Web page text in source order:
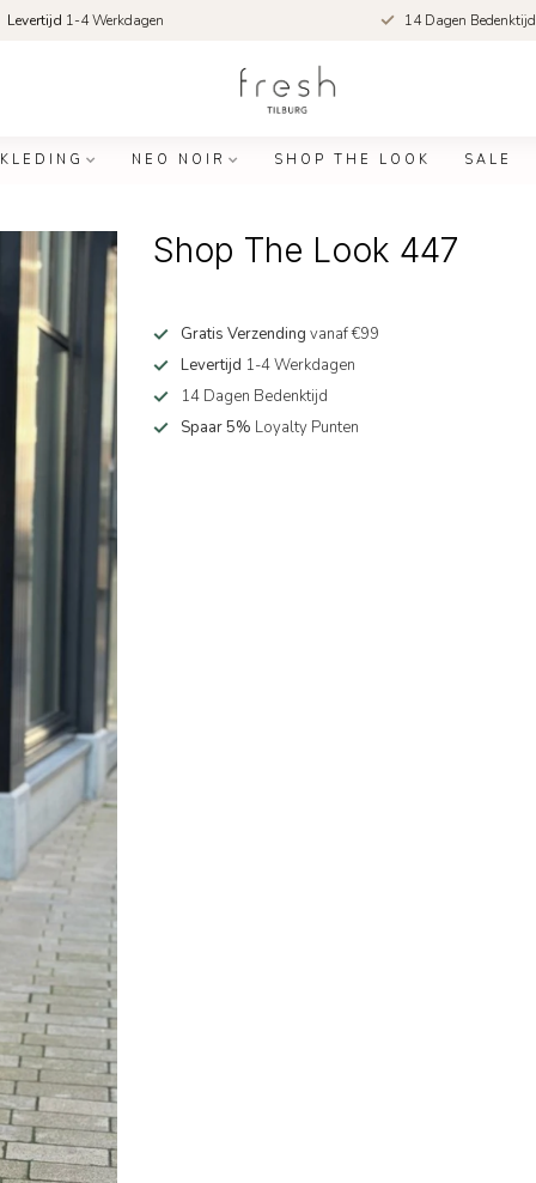
Levertijd 1-4 Werkdagen 14 Dagen Bedenktijd
KLEDING NEO NOIR SHOP THE LOOK SALE
Shop The Look 447
Gratis Verzending vanaf €99
Levertijd 1-4 Werkdagen
14 Dagen Bedenktijd
Spaar 5% Loyalty Punten